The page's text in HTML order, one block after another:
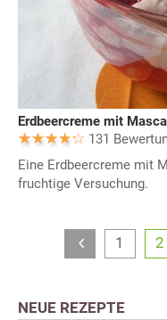
Erdbeercreme mit
131
Eine Erdbeercreme mit
fruchtige Versuchung.
1 2
NEUE REZEPTE